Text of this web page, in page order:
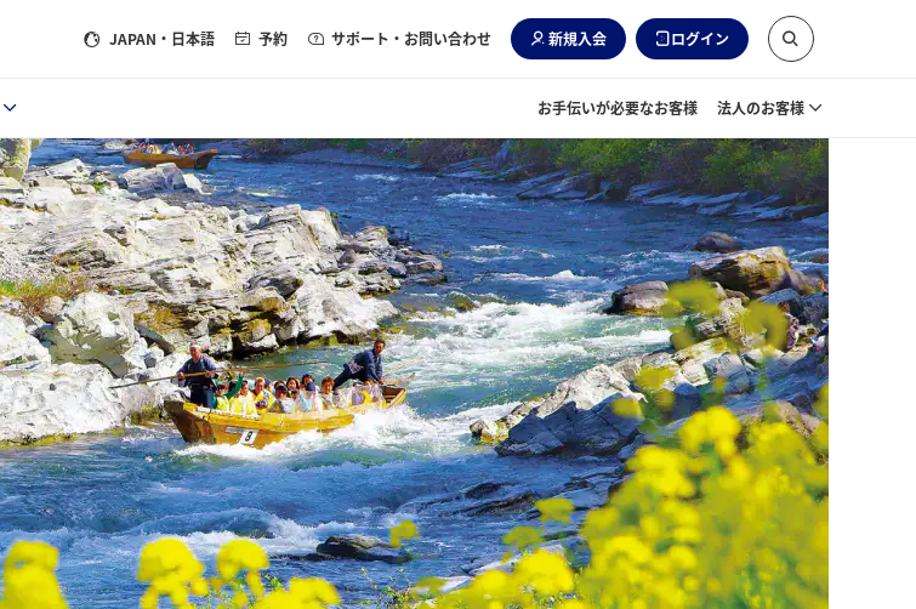
JAPAN ・日本語 予約 サポート・お問い合わせ 新規入会 ログイン
お手伝いが必要なお客様 法人のお客様